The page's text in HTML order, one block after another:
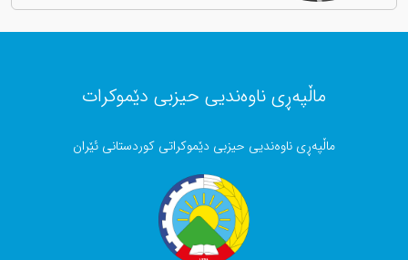
ماڵپەڕی ناوەندیی حیزبی دێموکرات
ماڵپەڕی ناوەندیی حیزبی دێموکراتی کوردستانی ئێران